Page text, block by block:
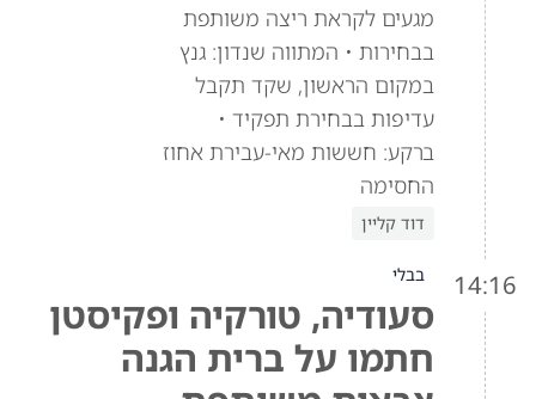
מגעים לקראת ריצה משותפת
בבחירות • המתווה שנדון: גנץ
במקום הראשון, שקד תקבל
עדיפות בבחירת תפקיד •
ברקע: חששות מאי-עבירת אחוז
החסימה
דוד קליין
14:16 בבלי
סעודיה, טורקיה ופקיסטן
חתמו על ברית הגנה